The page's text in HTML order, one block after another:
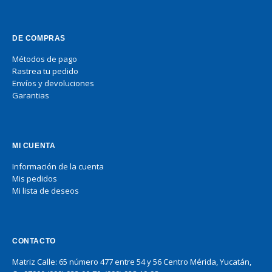
DE COMPRAS
Métodos de pago
Rastrea tu pedido
Envíos y devoluciones
Garantias
MI CUENTA
Información de la cuenta
Mis pedidos
Mi lista de deseos
CONTACTO
Matriz Calle: 65 número 477 entre 54 y 56 Centro Mérida, Yucatán,